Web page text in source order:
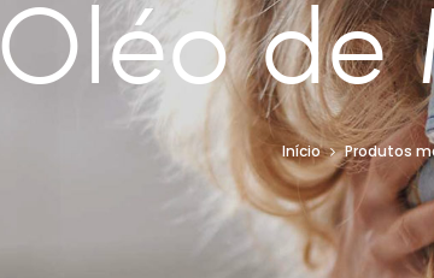
Oléo
Início Produtos